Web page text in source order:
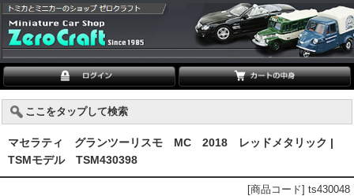
ここをタップして検索
マセラティ グランツーリスモ MC 2018 レッドメタリック |
TSMモデル TSM430398
[商品コード] ts430048